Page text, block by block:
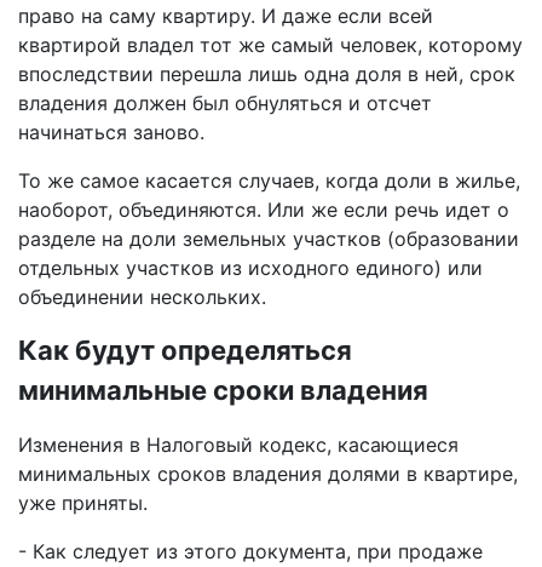
право на саму квартиру. И даже если всей
квартирой владел тот же самый человек, которому
впоследствии перешла лишь одна доля в ней, срок
владения должен был обнуляться и отсчет
начинаться заново.
То же самое касается случаев, когда доли в жилье,
наоборот, объединяются. Или же если речь идет о
разделе на доли земельных участков (образовании
отдельных участков из исходного единого) или
объединении нескольких.
Как будут определяться
минимальные сроки владения
Изменения в Налоговый кодекс, касающиеся
минимальных сроков владения долями в квартире,
уже приняты.
- Как следует из этого документа, при продаже